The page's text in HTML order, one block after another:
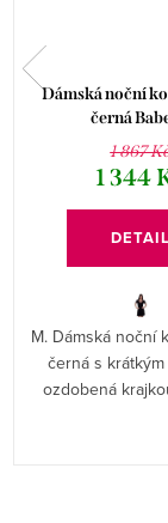
Dámská noční
černá
1 867
1 344
DETAIL
M. Dámská noční
černá s
ozdobená